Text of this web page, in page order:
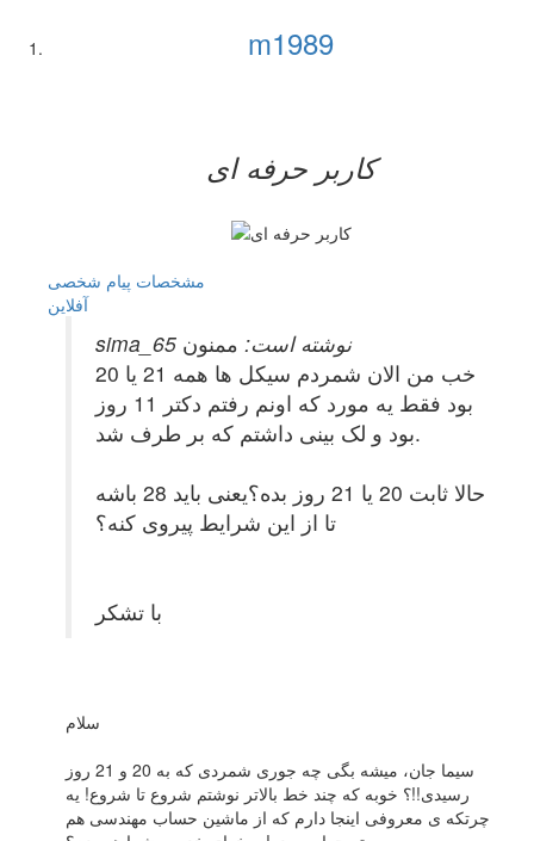
m1989
کاربر حرفه ای
مشخصات پیام شخصی
آفلاين
sima_65 نوشته است: ممنون
خب من الان شمردم سیکل ها همه 21 یا 20
بود فقط یه مورد که اونم رفتم دکتر 11 روز
بود و لک بینی داشتم که بر طرف شد.
حالا ثابت 20 یا 21 روز بده؟یعنی باید 28 باشه
تا از این شرایط پیروی کنه؟
با تشکر
سلام
سیما جان، میشه بگی چه جوری شمردی که به 20 و 21 روز
رسیدی!!؟ خوبه که چند خط بالاتر نوشتم شروع تا شروع! یه
چرتکه ی معروفی اینجا دارم که از ماشین حساب مهندسی هم